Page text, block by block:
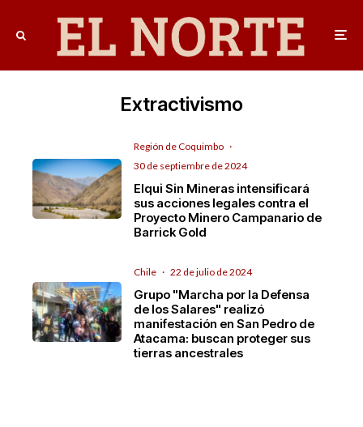
Extractivismo
Región de Coquimbo ·
30 de septiembre de 2024
Elqui Sin Mineras intensificará
sus acciones legales contra el
Proyecto Minero Campanario de
Barrick Gold
Chile · 22 de julio de 2024
Grupo "Marcha por la Defensa
de los Salares" realizó
manifestación en San Pedro de
Atacama: buscan proteger sus
tierras ancestrales